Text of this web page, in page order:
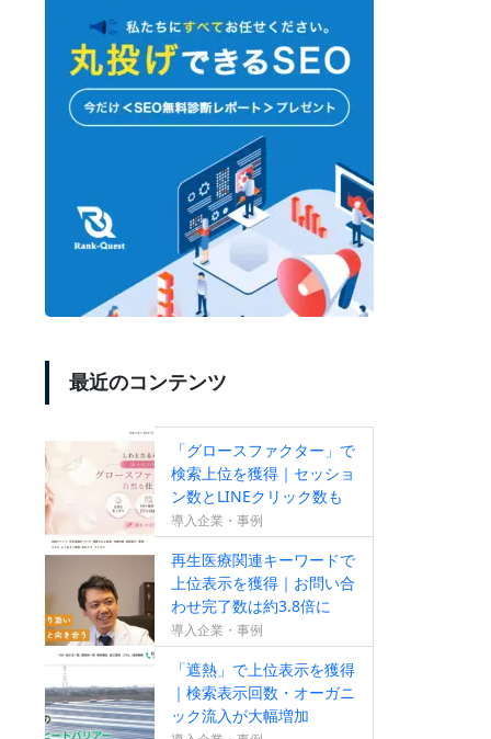
指名検索が上位表示されない課
題を改善
【最強のプロライター塾】SEO
会社運営のライター育成オンラ
インサロン
【SEO成果が出ていない方必
見！】無料SEOセカンドオピニ
オンサービスのお知らせ
【新サービス】成果報酬型リス
ティング広告のお知らせ
最近のコンテンツ
「グロースファクター」で
検索上位を獲得｜セッショ
ン数とLINEクリック数も
増加
導入企業・事例
再生医療関連キーワードで
上位表示を獲得｜お問い合
わせ完了数は約3.8倍に
導入企業・事例
「遮熱」で上位表示を獲得
｜検索表示回数・オーガニ
ック流入が大幅増加